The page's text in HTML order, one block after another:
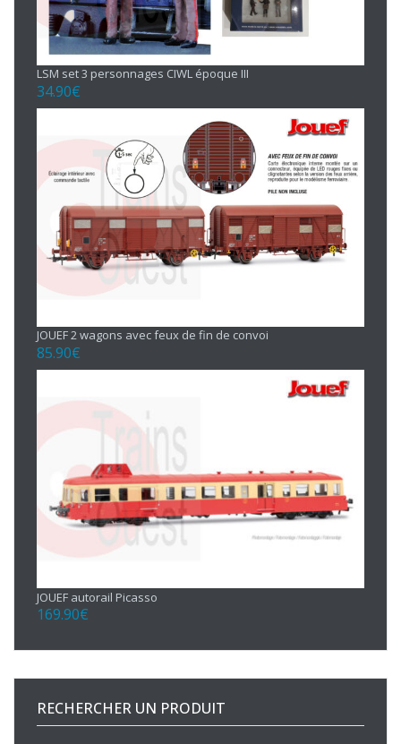
LSM set 3 personnages CIWL époque III
34.90€
JOUEF 2 wagons avec feux de fin de convoi
85.90€
JOUEF autorail Picasso
169.90€
RECHERCHER UN PRODUIT